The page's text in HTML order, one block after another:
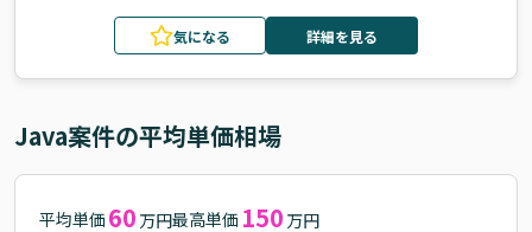
気になる 詳細を見る
Java案件の平均単価相場
平均単価 60 万円最高単価 150 万円